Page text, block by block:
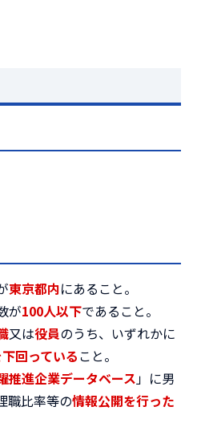
東京都内にあること。
が100人以下であること。
又は役員のうち、いずれかに
回っていること。
推進企業データベース」に男
職比率等の情報公開を行った